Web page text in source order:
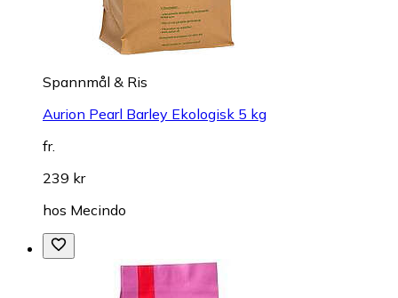
Spannmål & Ris
Aurion Pearl Barley Ekologisk 5 kg
fr.
239 kr
hos Mecindo